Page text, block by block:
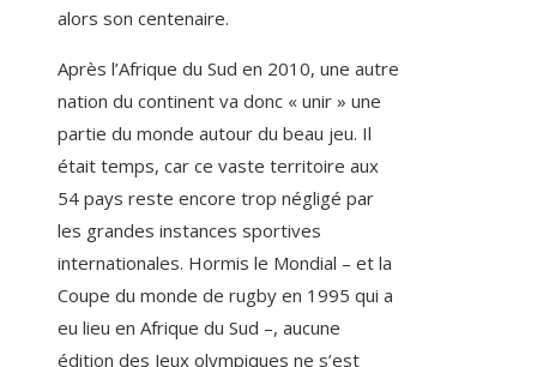
alors son centenaire.
Après l’Afrique du Sud en 2010, une autre
nation du continent va donc « unir » une
partie du monde autour du beau jeu. Il
était temps, car ce vaste territoire aux
54 pays reste encore trop négligé par
les grandes instances sportives
internationales. Hormis le Mondial – et la
Coupe du monde de rugby en 1995 qui a
eu lieu en Afrique du Sud –, aucune
édition des Jeux olympiques ne s’est